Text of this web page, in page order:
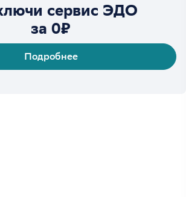
сервис ЭДО
за 0₽
Подробнее